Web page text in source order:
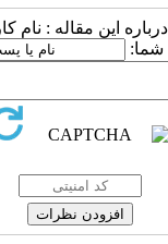
این مقاله : نام